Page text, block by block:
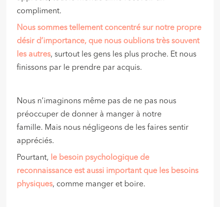
compliment.
Nous sommes tellement concentré sur notre propre
désir d’importance, que nous oublions très souvent
les autres, surtout les gens les plus proche. Et nous
finissons par le prendre par acquis.
Nous n’imaginons même pas de ne pas nous
préoccuper de donner à manger à notre
famille. Mais nous négligeons de les faires sentir
appréciés.
Pourtant, le besoin psychologique de
reconnaissance est aussi important que les besoins
physiques, comme manger et boire.